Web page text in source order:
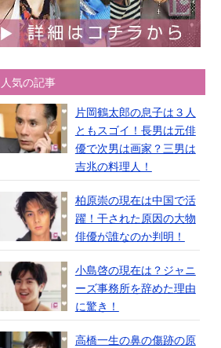
人気の記事
片岡鶴太郎の息子は３人
ともスゴイ！長男は元俳
優で次男は画家？三男は
吉兆の料理人！
柏原崇の現在は中国で活
躍！干された原因の大物
俳優が誰なのか判明！
小島啓の現在は？ジャニ
ーズ事務所を辞めた理由
に驚き！
高橋一生の鼻の傷跡の原